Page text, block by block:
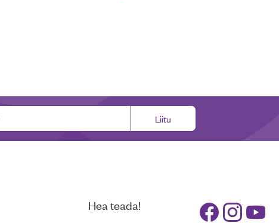
Liitu
Hea teada!